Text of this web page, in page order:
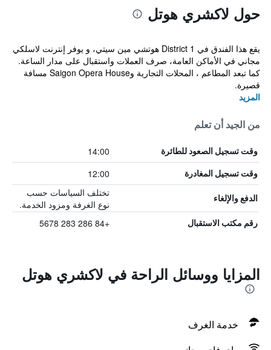
حول لاكشري هوتل
يقع هذا الفندق في District 1 هوتشي مين سيتي، و يوفر إنترنت لاسلكي
مجاني في الأماكن العامة، صرف العملات واستقبال على مدار الساعة.
كما تبعد المطاعم ، المحلات التجارية وSaigon Opera House مسافة
قصيرة.
المزيد
من الجيد أن تعلم
وقت تسجيل الصعود للطائرة 14:00
وقت تسجيل المغادرة 12:00
الدفع والإلغاء
تختلف السياسات حسب
نوع الغرفة ومزود الخدمة.
رقم مكتب الاستقبال +84 286 283 5678
المزايا ووسائل الراحة في لاكشري هوتل
خدمة الغرف